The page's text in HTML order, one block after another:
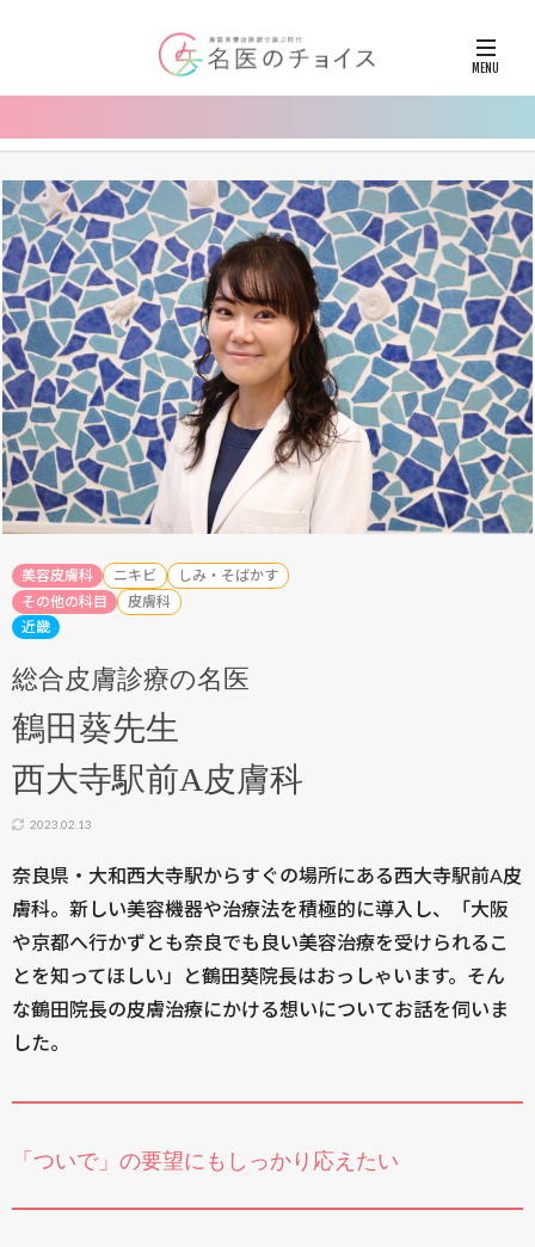
美容皮膚科 ニキビ
しみ・そばかす
その他の科目
皮膚科
近畿
総合皮膚診療の名医
鶴田葵先生
西大寺駅前A皮膚科
2023.02.13
奈良県・大和西大寺駅からすぐの場所にある西大寺駅前A皮
膚科。新しい美容機器や治療法を積極的に導入し、「大阪
や京都へ行かずとも奈良でも良い美容治療を受けられるこ
とを知ってほしい」と鶴田葵院長はおっしゃいます。そん
な鶴田院長の皮膚治療にかける想いについてお話を伺いま
した。
「ついで」の要望にもしっかり応えたい